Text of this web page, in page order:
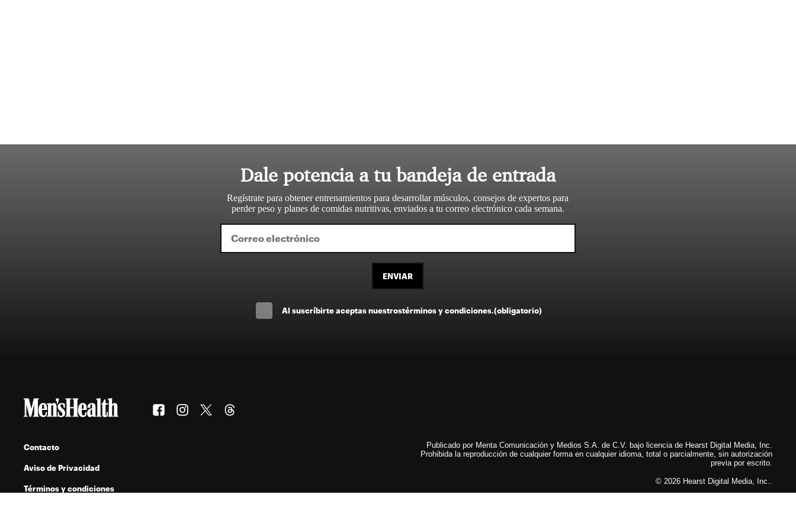
Dale potencia a tu bandeja de entrada
Regístrate para obtener entrenamientos para desarrollar músculos, consejos de expertos para
perder peso y planes de comidas nutritivas, enviados a tu correo electrónico cada semana.
ENVIAR
Al suscríbirte aceptas nuestrostérminos y condiciones.(obligatorio)
Contacto
Aviso de Privacidad
Términos y condiciones
Publicado por Menta Comunicación y Medios S.A. de C.V. bajo licencia de Hearst Digital Media, Inc.
Prohibida la reproducción de cualquier forma en cualquier idioma, total o parcialmente, sin autorización
previa por escrito.
© 2026 Hearst Digital Media, Inc..